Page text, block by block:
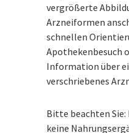
vergrößerte
Arzneiformen
schnellen
Apothekenbesuch
Information über
verschriebenes
Bitte beachten
keine